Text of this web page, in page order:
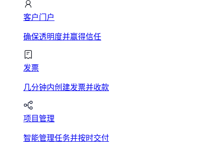
客户门户
确保透明度并赢得信任
发票
几分钟内创建发票并收款
项目管理
智能管理任务并按时交付